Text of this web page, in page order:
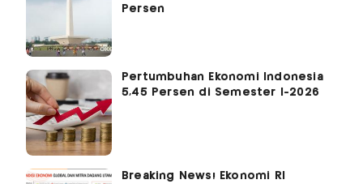
Persen
Pertumbuhan Ekonomi Indonesia
5,45 Persen di Semester I-2026
Breaking News! Ekonomi RI